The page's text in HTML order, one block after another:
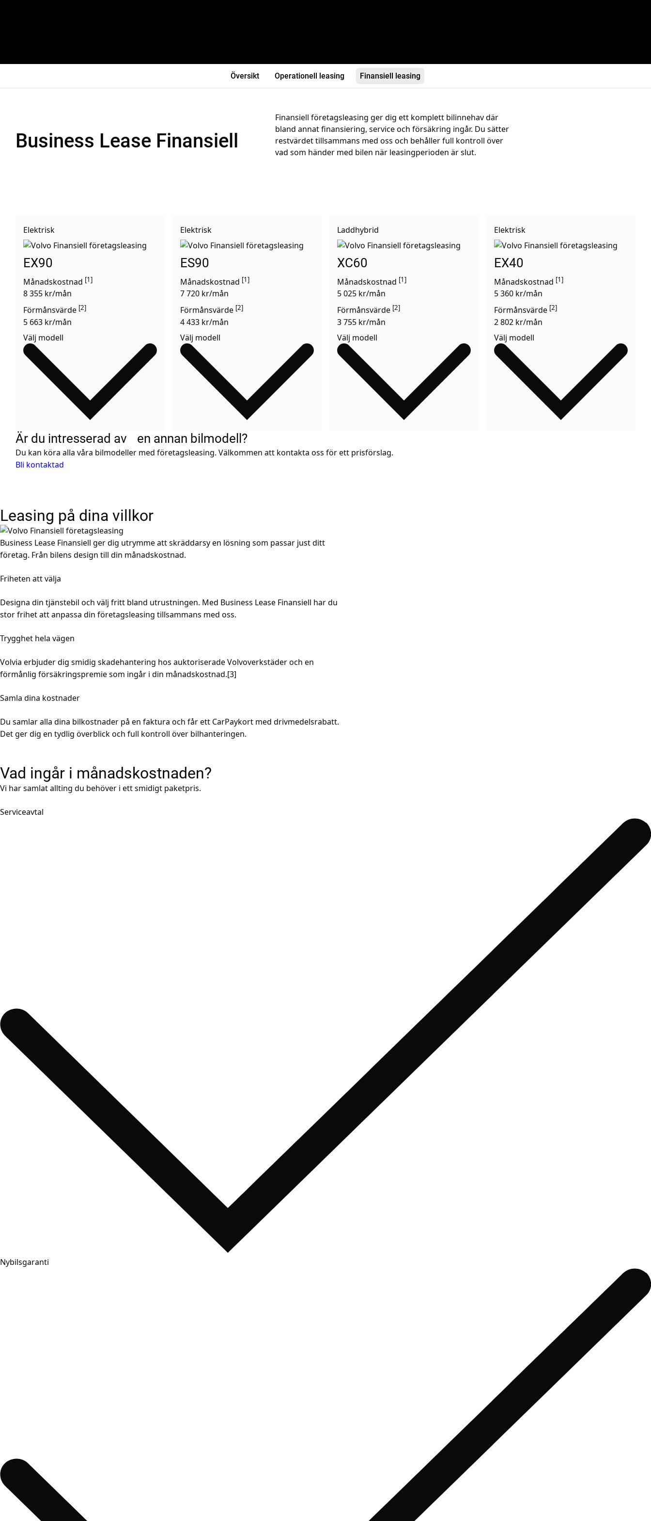
Översikt Operationell leasing Finansiell leasing
Business Lease Finansiell
Finansiell företagsleasing ger dig ett komplett bilinnehav där
bland annat finansiering, service och försäkring ingår. Du sätter
restvärdet tillsammans med oss och behåller full kontroll över
vad som händer med bilen när leasingperioden är slut.
Elektrisk
EX90
Månadskostnad [1]
8 355 kr/mån
Förmånsvärde [2]
5 663 kr/mån
Välj modell
Elektrisk
ES90
Månadskostnad [1]
7 720 kr/mån
Förmånsvärde [2]
4 433 kr/mån
Välj modell
Laddhybrid
XC60
Månadskostnad [1]
5 025 kr/mån
Förmånsvärde [2]
3 755 kr/mån
Välj modell
Elektrisk
EX40
Månadskostnad [1]
5 360 kr/mån
Förmånsvärde [2]
2 802 kr/mån
Välj modell
Är du intresserad av en annan bilmodell?
Du kan köra alla våra bilmodeller med företagsleasing. Välkommen att kontakta oss för ett prisförslag.
Bli kontaktad
Leasing på dina villkor
Business Lease Finansiell ger dig utrymme att skräddarsy en lösning som passar just ditt
företag. Från bilens design till din månadskostnad.
Friheten att välja
Designa din tjänstebil och välj fritt bland utrustningen. Med Business Lease Finansiell har du
stor frihet att anpassa din företagsleasing tillsammans med oss.
Trygghet hela vägen
Volvia erbjuder dig smidig skadehantering hos auktoriserade Volvoverkstäder och en
förmånlig försäkringspremie som ingår i din månadskostnad.[3]
Samla dina kostnader
Du samlar alla dina bilkostnader på en faktura och får ett CarPaykort med drivmedelsrabatt.
Det ger dig en tydlig överblick och full kontroll över bilhanteringen.
Vad ingår i månadskostnaden?
Vi har samlat allting du behöver i ett smidigt paketpris.
Serviceavtal
Nybilsgaranti